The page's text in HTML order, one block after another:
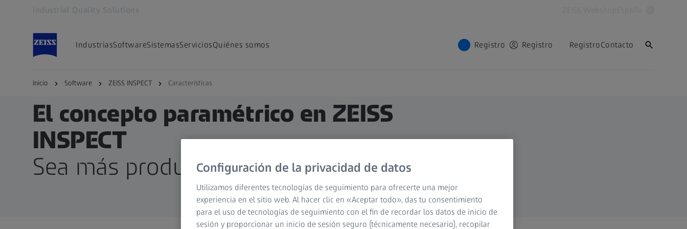
IndustriasSoftwareSistemasServiciosQuiénes somos Registro Registro RegistroContacto
Inicio Software ZEISS INSPECT Características
El concepto paramétrico en ZEISS
INSPECT
Sea más productivoConfiguración de la privacidad de datos
Utilizamos diferentes tecnologías de seguimiento para ofrecerte una mejor
experiencia en el sitio web. Al hacer clic en «Aceptar todo», das tu consentimiento
para el uso de tecnologías de seguimiento con el fin de recordar los datos de inicio de
sesión y proporcionar un inicio de sesión seguro (técnicamente necesario), recopilar